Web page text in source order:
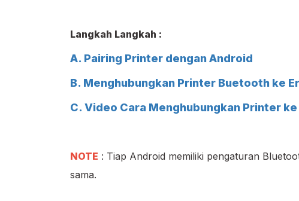
Langkah Langkah :
A. Pairing Printer dengan Android
B. Menghubungkan Printer Buetooth ke
C. Video Cara Menghubungkan Printer ke
NOTE : Tiap Android memiliki pengaturan
sama.